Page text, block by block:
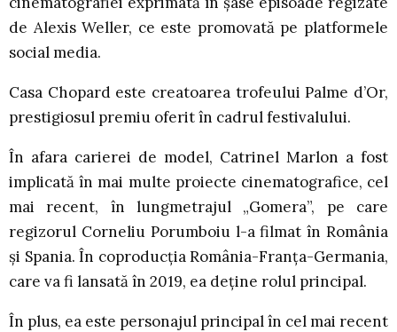
de Alexis Weller, ce este promovată pe platformele
social media.
Casa Chopard este creatoarea trofeului Palme d’Or,
prestigiosul premiu oferit în cadrul festivalului.
În afara carierei de model, Catrinel Marlon a fost
implicată în mai multe proiecte cinematografice, cel
mai recent, în lungmetrajul „Gomera”, pe care
regizorul Corneliu Porumboiu l-a filmat în România
și Spania. În coproducția România-Franța-Germania,
care va fi lansată în 2019, ea deține rolul principal.
În plus, ea este personajul principal în cel mai recent